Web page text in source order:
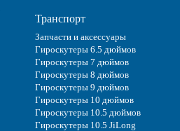
Транспорт
Запчасти и аксессуары
Гироскутеры 6.5 дюймов
Гироскутеры 7 дюймов
Гироскутеры 8 дюймов
Гироскутеры 9 дюймов
Гироскутеры 10 дюймов
Гироскутеры 10.5 дюймов
Гироскутеры 10.5 JiLong